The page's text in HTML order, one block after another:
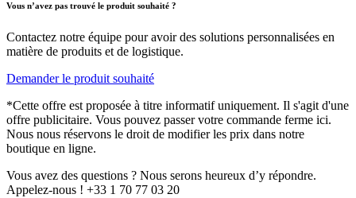
Vous n’avez pas trouvé le produit souhaité ?
Contactez notre équipe pour avoir des solutions personnalisées en
matière de produits et de logistique.
Demander le produit souhaité
*Cette offre est proposée à titre informatif uniquement. Il s'agit d'une
offre publicitaire. Vous pouvez passer votre commande ferme ici.
Nous nous réservons le droit de modifier les prix dans notre
boutique en ligne.
Vous avez des questions ? Nous serons heureux d’y répondre.
Appelez-nous ! +33 1 70 77 03 20